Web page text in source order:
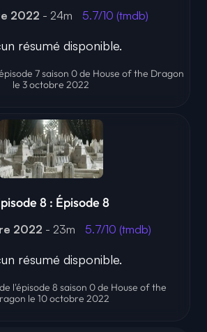
2022 - 24m 5.7/10 (tmdb)
résumé disponible.
7 saison 0 de House of the Dragon
le 3 octobre 2022
8 : Épisode 8
2022 - 23m 5.7/10 (tmdb)
résumé disponible.
l'épisode 8 saison 0 de House of the
le 10 octobre 2022